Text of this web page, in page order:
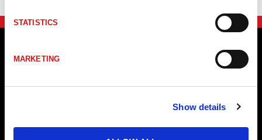
STATISTICS
MARKETING
Show details